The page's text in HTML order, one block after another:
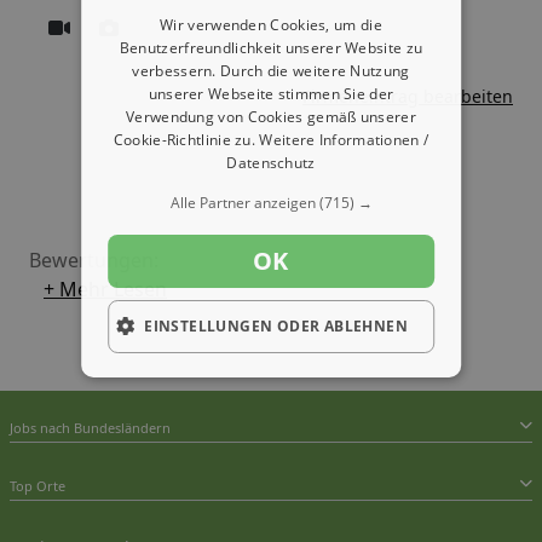
Firmeneintrag bearbeiten
Bewertungen:
+ Mehr Lesen
Jobs nach Bundesländern
Top Orte
Wir verwenden Cookies, um die
Benutzerfreundlichkeit unserer Website zu
verbessern. Durch die weitere Nutzung
unserer Webseite stimmen Sie der
Verwendung von Cookies gemäß unserer
Cookie-Richtlinie zu.Weitere Informationen /
Datenschutz
Alle Partner anzeigen(715) →
OK
EINSTELLUNGEN ODER ABLEHNEN